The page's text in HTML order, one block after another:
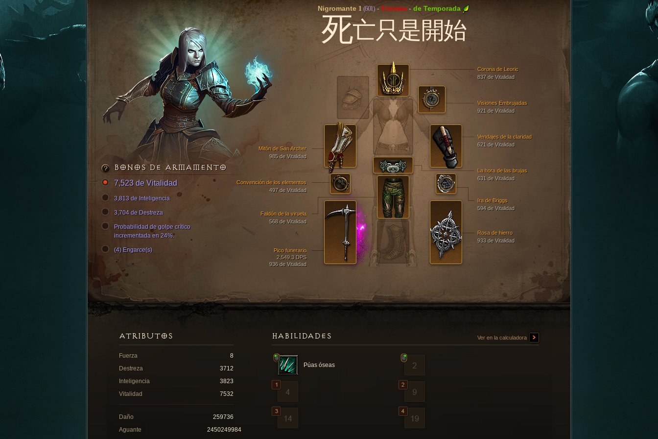
Nigromante1 (601) - Extremo - de Temporada
死亡只是開始
Corona de Leoric
837 de Vitalidad
Mitón de San Archer
985 de Vitalidad
Faldón de la viruela
568 de Vitalidad
Vendajes de la claridad
621 de Vitalidad
Pico funerario
2,549.3 DPS
936 de Vitalidad
Rosa de hierro
933 de Vitalidad
La hora de las brujas
631 de Vitalidad
Ira de Briggs
594 de Vitalidad
Convención de los elementos
497 de Vitalidad
Visiones Embrujadas
921 de Vitalidad
BONOS DE ARMAMENTO
7,523 de Vitalidad
3,813 de Inteligencia
3,704 de Destreza
Probabilidad de golpe crítico
incrementada en 24%.
(4) Engarce(s)
HABILIDADES Ver en la calculadora
Púas óseas
ATRIBUTOS
Fuerza
8
Destreza
3712
Inteligencia
3823
Vitalidad
7532
Daño
259736
Aguante
2450249984